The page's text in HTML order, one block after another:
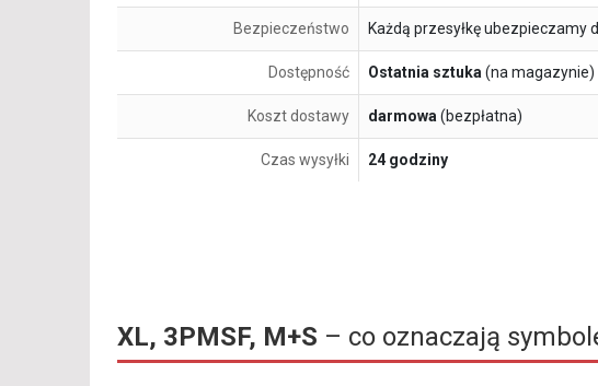
Bezpieczeństwo Każdą przesyłkę ubezpieczamy
Dostępność Ostatnia sztuka(na magazynie)
Koszt dostawy darmowa(bezpłatna)
Czas wysyłki 24 godziny
XL, 3PMSF, M+S – co oznaczają